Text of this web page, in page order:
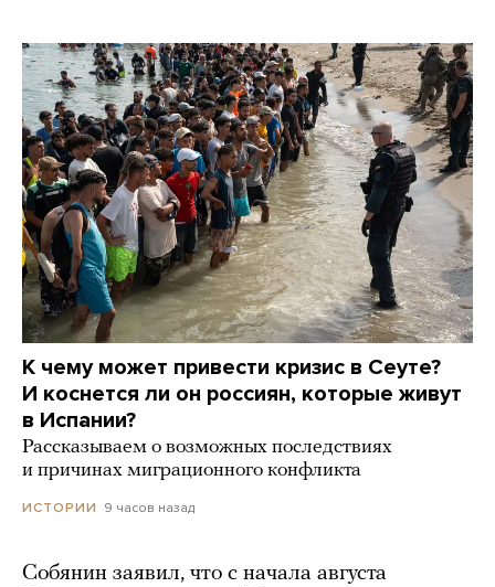
К чему может привести кризис в Сеуте?
И коснется ли он россиян, которые живут
в Испании?
Рассказываем о возможных последствиях
и причинах миграционного конфликта
ИСТОРИИ 9 часов назад
Собянин заявил, что с начала августа